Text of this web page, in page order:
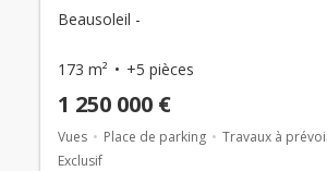
Beausoleil -
173 m² +5 pièces
1 250 000 €
Vues Place de parking Travaux à
Exclusif